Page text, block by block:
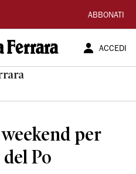
ABBONATI
ACCEDI
per
Po